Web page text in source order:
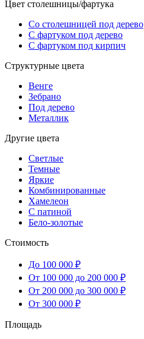
Цвет столешницы/фартука
Со столешницей под дерево
С фартуком под дерево
С фартуком под кирпич
Структурные цвета
Венге
Зебрано
Под дерево
Металлик
Другие цвета
Светлые
Темные
Яркие
Комбинированные
Хамелеон
С патиной
Бело-золотые
Стоимость
До 100 000 ₽
От 100 000 до 200 000 ₽
От 200 000 до 300 000 ₽
От 300 000 ₽
Площадь